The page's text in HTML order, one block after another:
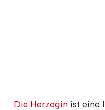
Die Herzogin ist eine